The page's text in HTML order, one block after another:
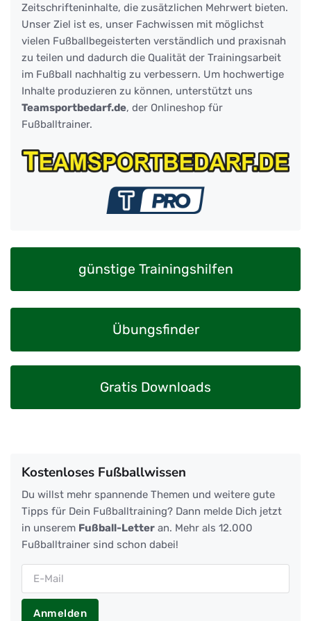
Zeitschrifteninhalte, die zusätzlichen Mehrwert bieten.
Unser Ziel ist es, unser Fachwissen mit möglichst
vielen Fußballbegeisterten verständlich und praxisnah
zu teilen und dadurch die Qualität der Trainingsarbeit
im Fußball nachhaltig zu verbessern. Um hochwertige
Inhalte produzieren zu können, unterstützt uns
Teamsportbedarf.de, der Onlineshop für
Fußballtrainer.
günstige Trainingshilfen
Übungsfinder
Gratis Downloads
Kostenloses Fußballwissen
Du willst mehr spannende Themen und weitere gute
Tipps für Dein Fußballtraining? Dann melde Dich jetzt
in unserem Fußball-Letter an. Mehr als 12.000
Fußballtrainer sind schon dabei!
Anmelden